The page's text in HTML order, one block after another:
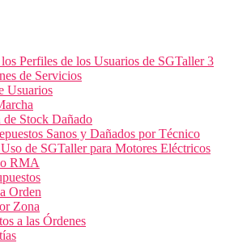
Perfiles de los Usuarios de SGTaller 3
de Servicios
Usuarios
de Stock Dañado
Sanos y Dañados por Técnico
de SGTaller para Motores Eléctricos
RMA
Orden
Zona
a las Órdenes